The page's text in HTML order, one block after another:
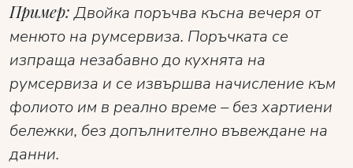
Пример:Двойка поръчва късна вечеря от
менюто на румсервиза. Поръчката се
изпраща незабавно до кухнята на
румсервиза и се извършва начисление към
фолиото им в реално време – без хартиени
бележки, без допълнително въвеждане на
данни.